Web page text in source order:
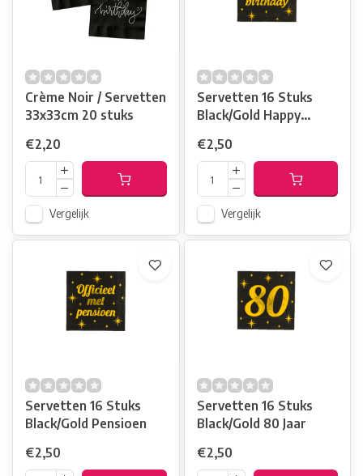
Crème Noir / Servetten
33x33cm 20 stuks
€2,20
Vergelijk
Servetten 16 Stuks
Black/Gold Happy
€2,50
Vergelijk
Servetten 16 Stuks
Black/Gold Pensioen
€2,50
Servetten 16 Stuks
Black/Gold 80 Jaar
€2,50